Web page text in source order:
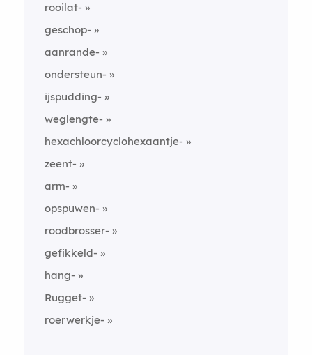
rooilat-
geschop-
aanrande-
ondersteun-
ijspudding-
weglengte-
hexachloorcyclohexaantje-
zeent-
arm-
opspuwen-
roodbrosser-
gefikkeld-
hang-
Rugget-
roerwerkje-